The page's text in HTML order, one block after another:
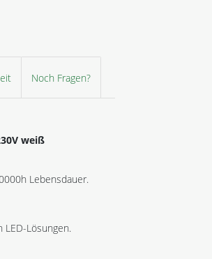
Noch Fragen?
weiß
Lebensdauer.
Lösungen.